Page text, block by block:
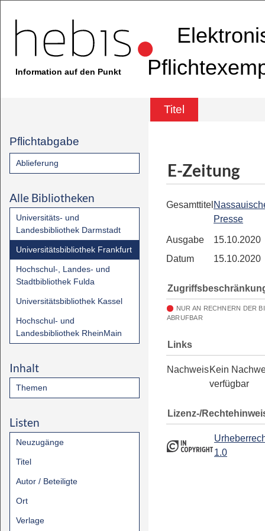
Information auf den Punkt
Titel
Pflichtabgabe
Ablieferung
Alle Bibliotheken
Universitäts- und
Landesbibliothek Darmstadt
Universitätsbibliothek Frankfurt
Hochschul-, Landes- und
Stadtbibliothek Fulda
Universitätsbibliothek Kassel
Hochschul- und
Landesbibliothek RheinMain
Inhalt
Themen
Listen
Neuzugänge
Titel
Autor / Beteiligte
Ort
Verlage
E-Zeitung
Gesamttitel
Presse
Ausgabe
15.10.2020
Datum
15.10.2020
NUR AN RECHNERN DER
ABRUFBAR
Links
NachweisKein
verfügbar
Lizenz-/
1.0